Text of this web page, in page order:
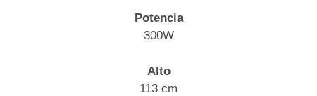
Potencia
300W
Alto
113 cm